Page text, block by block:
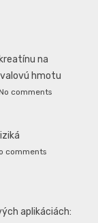
na
hmotu
comments
comments
aplikáciách: